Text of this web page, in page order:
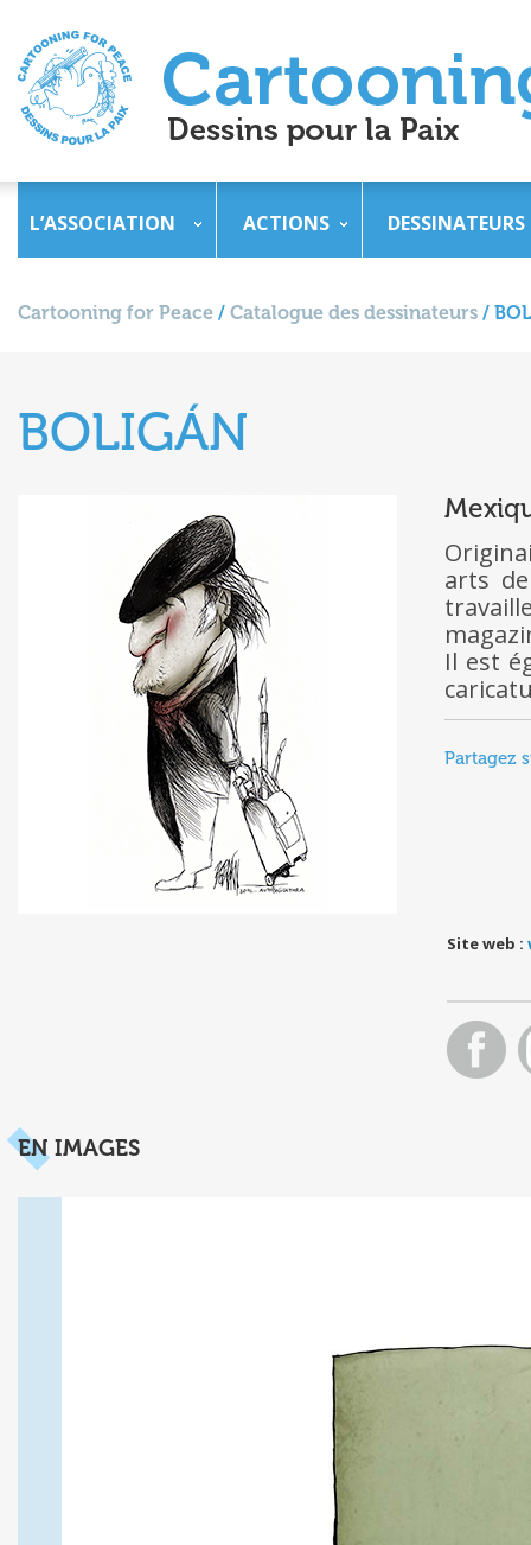
L’ASSOCIATION ACTIONS DESSINATEURS
Cartooning for Peace / Catalogue des dessinateurs /
BOLIGÁN
arts
Il est
Partagez
Site web :
EN IMAGES